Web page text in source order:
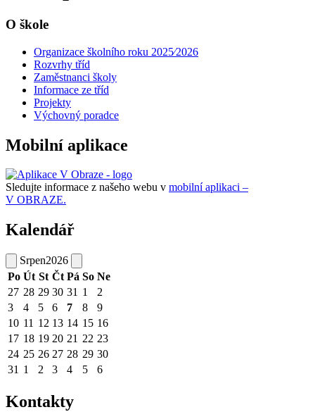
O škole
Organizace školního roku 2025⁄2026
Rozvrhy tříd
Zaměstnanci školy
Informace ze tříd
Projekty
Výchovný poradce
Mobilní aplikace
Sledujte informace z našeho webu v mobilní aplikaci –
V OBRAZE.
Kalendář
Srpen2026
Po Út St Čt Pá So Ne
27 28 29 30 31 1
2
3
4 5 6 7 8
9
10 11 12 13 14 15 16
17 18 19 20 21 22 23
24 25 26 27 28 29 30
31 1 2 3 4 5 6
Kontakty